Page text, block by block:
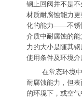
钢止回阀并不是
材质耐腐蚀能力
化的能力——不锈
介质中耐腐蚀的
力的大小是随其钢
使用条件及环境介
在常态环境
耐腐蚀能力，但
的环境下，或空